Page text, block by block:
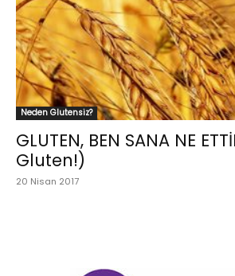
Neden Glutensiz?
GLUTEN, BEN SANA NE
Gluten!)
20 Nisan 2017